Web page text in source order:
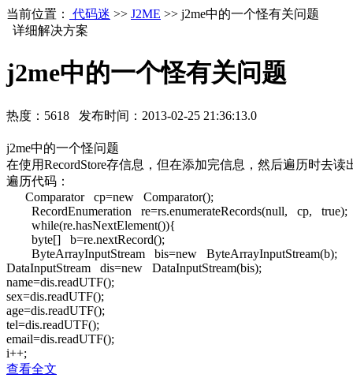
当前位置： 代码迷 >> J2ME >> j2me中的一个怪有关问题
详细解决方案
j2me中的一个怪有关问题
热度： 5618 发布时间： 2013-02-25 21:36:13.0
j2me中的一个怪问题
在使用RecordStore存信息，但在添加完信息，然后遍历时去读
遍历代码：
Comparator cp=new Comparator();
RecordEnumeration re=rs.enumerateRecords(null, cp, true);
while(re.hasNextElement()){
byte[] b=re.nextRecord();
ByteArrayInputStream bis=new ByteArrayInputStream(b);
DataInputStream dis=new DataInputStream(bis);
name=dis.readUTF();
sex=dis.readUTF();
age=dis.readUTF();
tel=dis.readUTF();
email=dis.readUTF();
i++;
mf.append( "\n第 "+i+ "条信息:\n ");
查看全文